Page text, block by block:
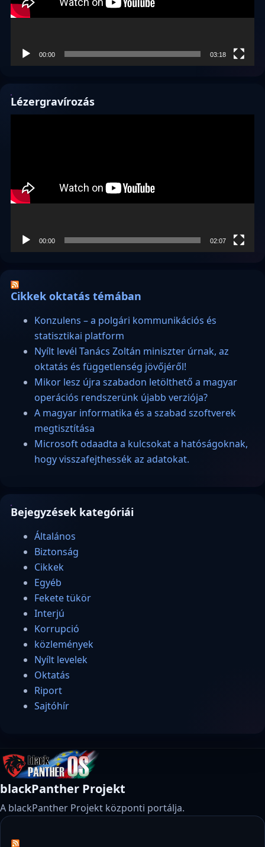
00:00 03:18
Lézergravírozás
00:00 02:07
Cikkek oktatás témában
Konzulens – a polgári kommunikációs és
statisztikai platform
Nyílt levél Tanács Zoltán miniszter úrnak, az
oktatás és függetlenség jövőjéről!
Mikor lesz újra szabadon letölthető a magyar
operációs rendszerünk újabb verziója?
A magyar informatika és a szabad szoftverek
megtisztítása
Microsoft odaadta a kulcsokat a hatóságoknak,
hogy visszafejthessék az adatokat.
Bejegyzések kategóriái
Általános
Biztonság
Cikkek
Egyéb
Fekete tükör
Interjú
Korrupció
közlemények
Nyílt levelek
Oktatás
Riport
Sajtóhír
blackPanther Projekt
A blackPanther Projekt központi portálja.